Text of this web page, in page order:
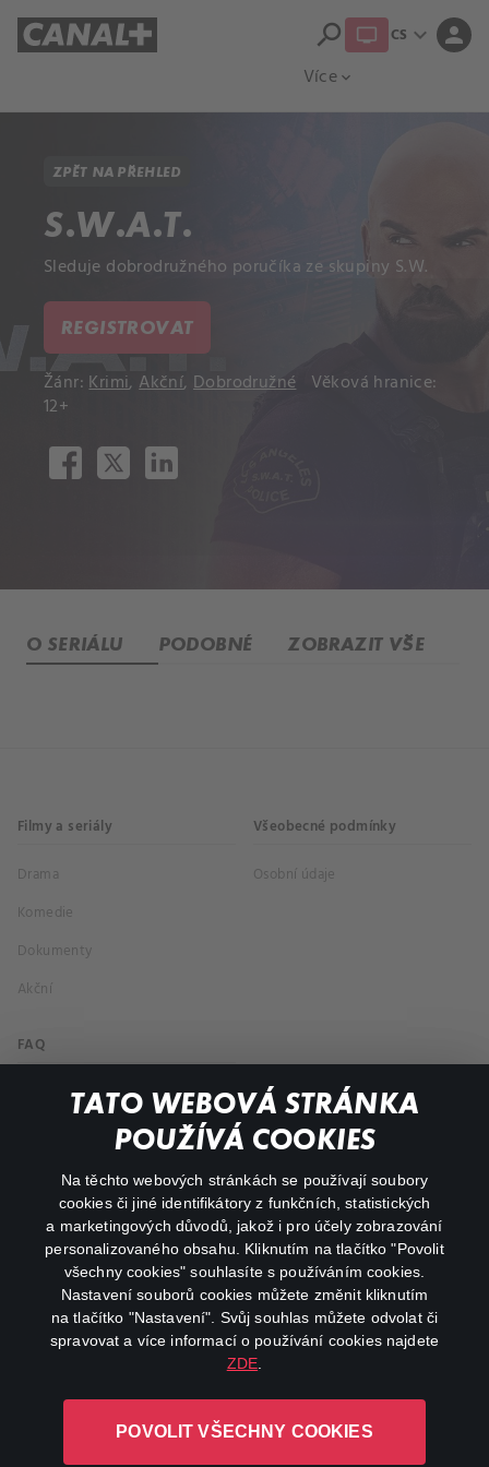
TATO WEBOVÁ STRÁNKA
POUŽÍVÁ COOKIES
Na těchto webových stránkách se používají soubory
cookies či jiné identifikátory z funkčních, statistických
a marketingových důvodů, jakož i pro účely zobrazování
personalizovaného obsahu. Kliknutím na tlačítko "Povolit
všechny cookies" souhlasíte s používáním cookies.
Nastavení souborů cookies můžete změnit kliknutím
na tlačítko "Nastavení". Svůj souhlas můžete odvolat či
spravovat a více informací o používání cookies najdete
ZDE
POVOLIT VŠECHNY COOKIES
Více expand_more
search CS expand_more person
ZPĚT NA PŘEHLED
S.W.A.T.
Sleduje dobrodružného poručíka ze skupiny S.W.
REGISTROVAT
Žánr:Krimi,Akční,Dobrodružné Věková hranice:
12+
O SERIÁLU PODOBNÉ ZOBRAZIT VŠE
Filmy a seriály
Drama
Komedie
Dokumenty
Akční
Všeobecné podmínky
Osobní údaje
FAQ
Můj účet
Důležité odkazy
facebookinstagram
youtube
L-1246 Luxembourg R.C.S.